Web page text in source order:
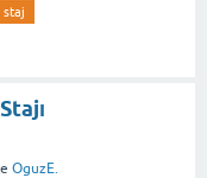
staj
OguzE.